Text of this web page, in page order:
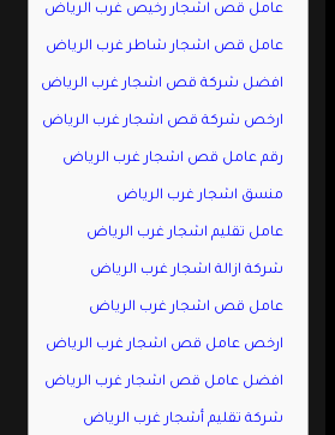
عامل قص اشجار رخيص غرب الرياض
عامل قص اشجار شاطر غرب الرياض
افضل شركة قص اشجار غرب الرياض
ارخص شركة قص اشجار غرب الرياض
رقم عامل قص اشجار غرب الرياض
منسق اشجار غرب الرياض
عامل تقليم اشجار غرب الرياض
شركة ازالة اشجار غرب الرياض
عامل قص اشجار غرب الرياض
ارخص عامل قص اشجار غرب الرياض
افضل عامل قص اشجار غرب الرياض
شركة تقليم أشجار غرب الرياض